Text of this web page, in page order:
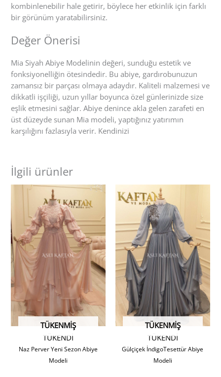
kombinlenebilir hale getirir, böylece her etkinlik için farklı
bir görünüm yaratabilirsiniz.
Değer Önerisi
Mia Siyah Abiye Modelinin değeri, sunduğu estetik ve
fonksiyonelliğin ötesindedir. Bu abiye, gardırobunuzun
zamansız bir parçası olmaya adaydır. Kaliteli malzemesi ve
dikkatli işçiliği, uzun yıllar boyunca özel günlerinizde size
eşlik etmesini sağlar. Abiye denince akla gelen zarafeti en
üst düzeyde sunan Mia modeli, yaptığınız yatırımın
karşılığını fazlasıyla verir. Kendinizi
İlgili ürünler
TÜKENDİ
TÜKENMIŞ
Naz Perver Yeni Sezon Abiye
Modeli
TÜKENDİ
TÜKENMIŞ
Gülçiçek İndigoTesettür Abiye
Modeli